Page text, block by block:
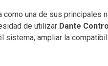
como una de sus principales
de utilizar Dante
ampliar la